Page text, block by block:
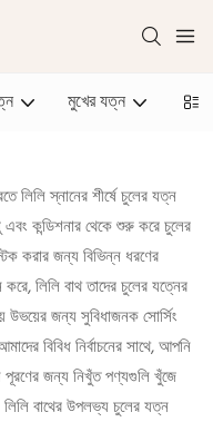
মুখের যত্ন
স্নানের শীর্ষে চুলের যত্ন
এবং কন্ডিশনার থেকে শুরু করে চুলের
করার জন্য বিভিন্ন ধরণের
লিলি বাথ তাদের চুলের যত্নের
জন্য সুবিধাজনক সোর্সিং
বিবিধ নির্বাচনের সাথে, আপনি
জন্য নিখুঁত পণ্যগুলি খুঁজে
লিলি বাথের উপলভ্য চুলের যত্ন